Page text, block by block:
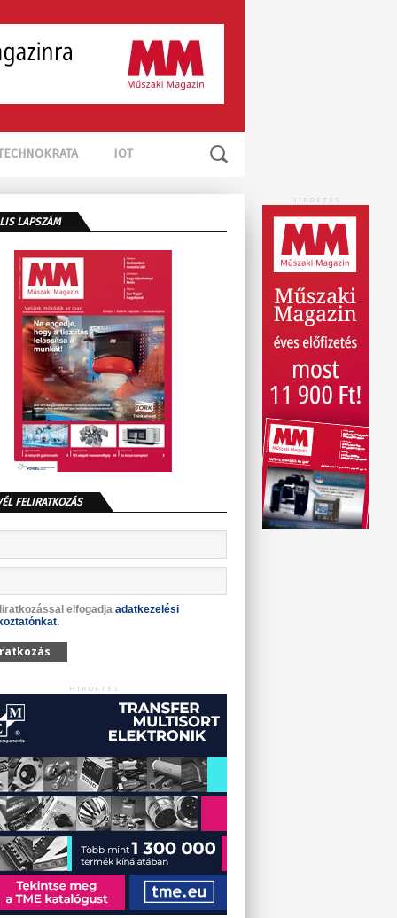
IOT
HIRDETÉS
LAPSZÁM
FELIRATKOZÁS
elfogadja adatkezelési
.
HIRDETÉS